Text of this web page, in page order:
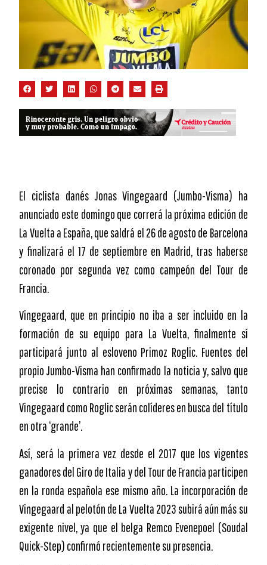
El ciclista danés Jonas Vingegaard (Jumbo-Visma) ha
anunciado este domingo que correrá la próxima edición de
La Vuelta a España, que saldrá el 26 de agosto de Barcelona
y finalizará el 17 de septiembre en Madrid, tras haberse
coronado por segunda vez como campeón del Tour de
Francia.
Vingegaard, que en principio no iba a ser incluido en la
formación de su equipo para La Vuelta, finalmente sí
participará junto al esloveno Primoz Roglic. Fuentes del
propio Jumbo-Visma han confirmado la noticia y, salvo que
precise lo contrario en próximas semanas, tanto
Vingegaard como Roglic serán colíderes en busca del título
en otra ‘grande’.
Así, será la primera vez desde el 2017 que los vigentes
ganadores del Giro de Italia y del Tour de Francia participen
en la ronda española ese mismo año. La incorporación de
Vingegaard al pelotón de La Vuelta 2023 subirá aún más su
exigente nivel, ya que el belga Remco Evenepoel (Soudal
Quick-Step) confirmó recientemente su presencia.